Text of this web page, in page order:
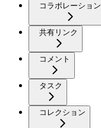
コラボレーション
共有リンク
コメント
タスク
コレクション